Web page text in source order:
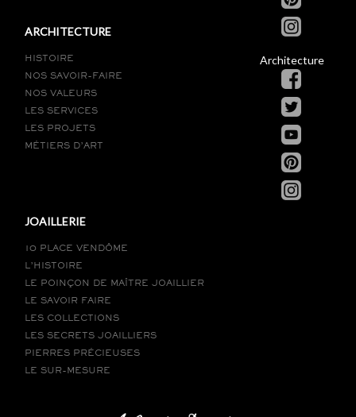
ARCHITECTURE
HISTOIRE
NOS SAVOIR-FAIRE
NOS VALEURS
LES SERVICES
LES PROJETS
MÉTIERS D’ART
JOAILLERIE
10 PLACE VENDÔME
L’HISTOIRE
LE POINÇON DE MAÎTRE JOAILLIER
LE SAVOIR FAIRE
LES COLLECTIONS
LES SECRETS JOAILLIERS
PIERRES PRÉCIEUSES
LE SUR-MESURE
Architecture